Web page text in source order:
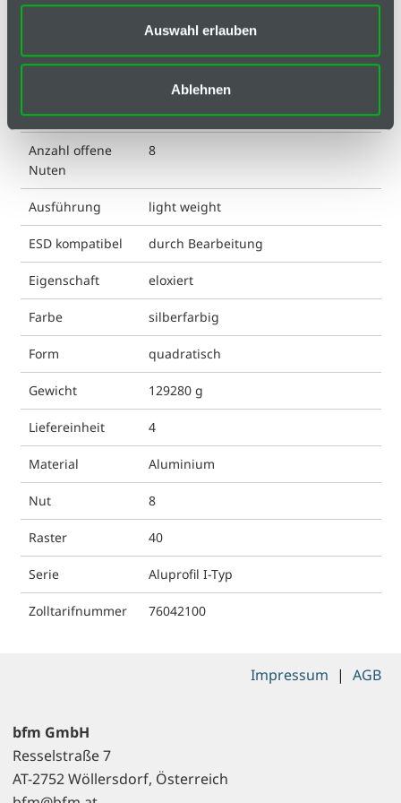
Auswahl erlauben
Ablehnen
Nuten
Anzahl offene
Nuten
8
Ausführung light weight
ESD kompatibel durch Bearbeitung
Eigenschaft eloxiert
Farbe silberfarbig
Form quadratisch
Gewicht 129280 g
Liefereinheit 4
Material Aluminium
Nut 8
Raster 40
Serie Aluprofil I-Typ
Zolltarifnummer 76042100
bfm GmbH
Resselstraße 7
AT-2752 Wöllersdorf, Österreich
Impressum | AGB